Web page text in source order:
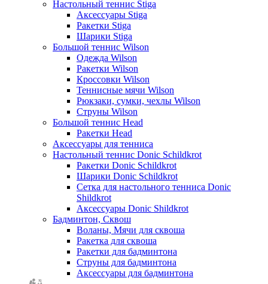
Настольный теннис Stiga
Аксессуары Stiga
Ракетки Stiga
Шарики Stiga
Большой теннис Wilson
Одежда Wilson
Ракетки Wilson
Кроссовки Wilson
Теннисные мячи Wilson
Рюкзаки, сумки, чехлы Wilson
Струны Wilson
Большой теннис Head
Ракетки Head
Аксессуары для тенниса
Настольный теннис Donic Schildkrot
Ракетки Donic Schildkrot
Шарики Donic Schildkrot
Сетка для настольного тенниса Donic
Shildkrot
Аксессуары Donic Shildkrot
Бадминтон, Сквош
Воланы, Мячи для сквоша
Ракетка для сквоша
Ракетки для бадминтона
Струны для бадминтона
Аксессуары для бадминтона